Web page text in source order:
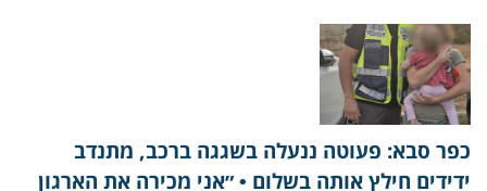
כפר סבא: פעוטה ננעלה בשגגה ברכב, מתנדב
ידידים חילץ אותה בשלום • ״אני מכירה את הארגון